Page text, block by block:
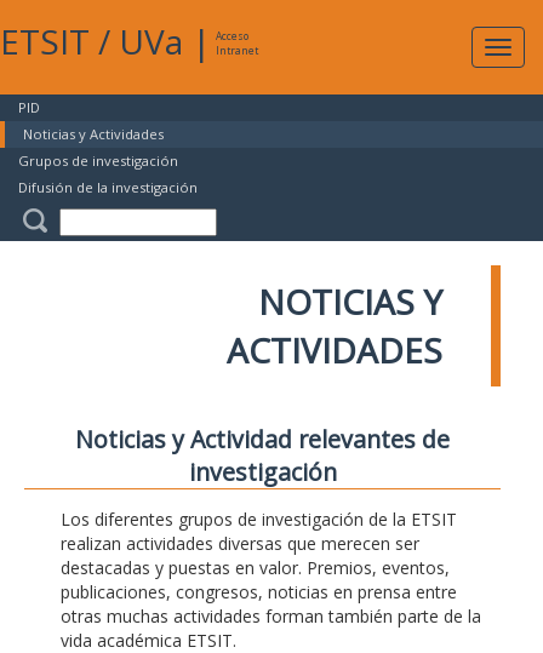
ETSIT / UVa |
Acceso
Intranet
PID
Noticias y Actividades
Grupos de investigación
Difusión de la investigación
NOTICIAS Y
ACTIVIDADES
Noticias y Actividad relevantes de
investigación
Los diferentes grupos de investigación de la ETSIT
realizan actividades diversas que merecen ser
destacadas y puestas en valor. Premios, eventos,
publicaciones, congresos, noticias en prensa entre
otras muchas actividades forman también parte de la
vida académica ETSIT.